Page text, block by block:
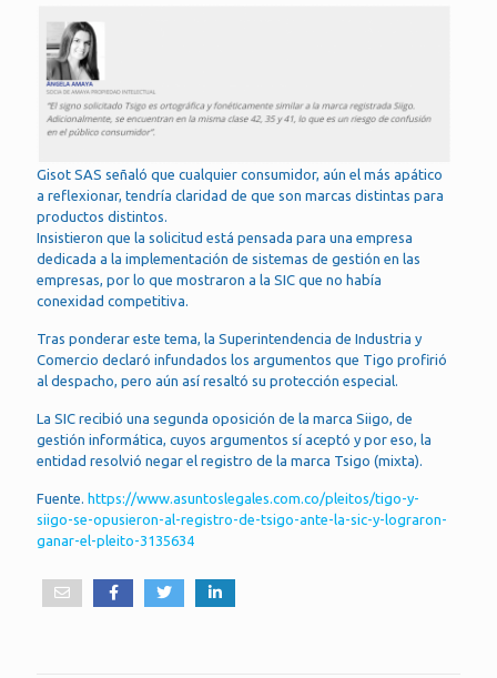
Gisot SAS señaló que cualquier consumidor, aún el más apático
a reflexionar, tendría claridad de que son marcas distintas para
productos distintos.
Insistieron que la solicitud está pensada para una empresa
dedicada a la implementación de sistemas de gestión en las
empresas, por lo que mostraron a la SIC que no había
conexidad competitiva.
Tras ponderar este tema, la Superintendencia de Industria y
Comercio declaró infundados los argumentos que Tigo profirió
al despacho, pero aún así resaltó su protección especial.
La SIC recibió una segunda oposición de la marca Siigo, de
gestión informática, cuyos argumentos sí aceptó y por eso, la
entidad resolvió negar el registro de la marca Tsigo (mixta).
Fuente. https://www.asuntoslegales.com.co/pleitos/tigo-y-
siigo-se-opusieron-al-registro-de-tsigo-ante-la-sic-y-lograron-
ganar-el-pleito-3135634